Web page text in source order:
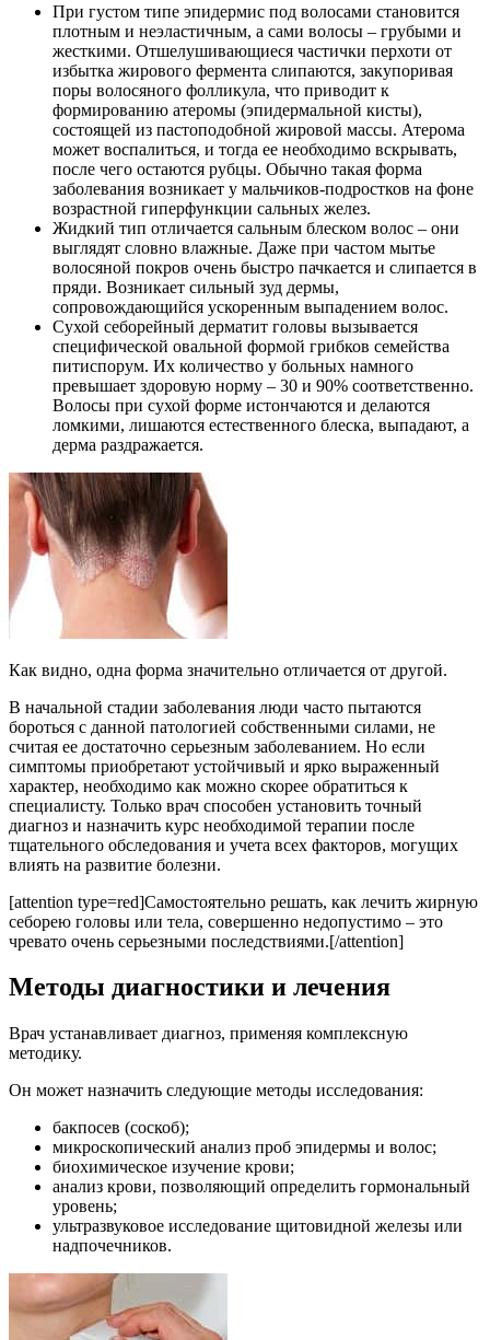
При густом типе эпидермис под волосами становится
плотным и неэластичным, а сами волосы – грубыми и
жесткими. Отшелушивающиеся частички перхоти от
избытка жирового фермента слипаются, закупоривая
поры волосяного фолликула, что приводит к
формированию атеромы (эпидермальной кисты),
состоящей из пастоподобной жировой массы. Атерома
может воспалиться, и тогда ее необходимо вскрывать,
после чего остаются рубцы. Обычно такая форма
заболевания возникает у мальчиков-подростков на фоне
возрастной гиперфункции сальных желез.
Жидкий тип отличается сальным блеском волос – они
выглядят словно влажные. Даже при частом мытье
волосяной покров очень быстро пачкается и слипается в
пряди. Возникает сильный зуд дермы,
сопровождающийся ускоренным выпадением волос.
Сухой себорейный дерматит головы вызывается
специфической овальной формой грибков семейства
питиспорум. Их количество у больных намного
превышает здоровую норму – 30 и 90% соответственно.
Волосы при сухой форме истончаются и делаются
ломкими, лишаются естественного блеска, выпадают, а
дерма раздражается.
Как видно, одна форма значительно отличается от другой.
В начальной стадии заболевания люди часто пытаются
бороться с данной патологией собственными силами, не
считая ее достаточно серьезным заболеванием. Но если
симптомы приобретают устойчивый и ярко выраженный
характер, необходимо как можно скорее обратиться к
специалисту. Только врач способен установить точный
диагноз и назначить курс необходимой терапии после
тщательного обследования и учета всех факторов, могущих
влиять на развитие болезни.
[attention type=red]Самостоятельно решать, как лечить жирную
себорею головы или тела, совершенно недопустимо – это
чревато очень серьезными последствиями.[/attention]
Методы диагностики и лечения
Врач устанавливает диагноз, применяя комплексную
методику.
Он может назначить следующие методы исследования:
бакпосев (соскоб);
микроскопический анализ проб эпидермы и волос;
биохимическое изучение крови;
анализ крови, позволяющий определить гормональный
уровень;
ультразвуковое исследование щитовидной железы или
надпочечников.